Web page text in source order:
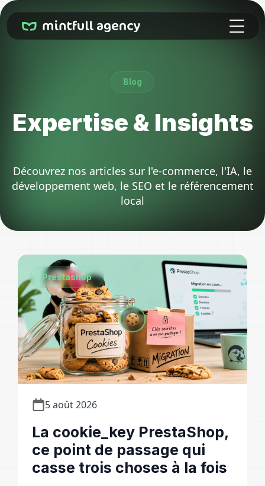
Blog
Expertise & Insights
Découvrez nos articles sur l'e-commerce, l'IA, le
développement web, le SEO et le référencement
local
Prestashop
5 août 2026
La cookie_key PrestaShop,
ce point de passage qui
casse trois choses à la fois